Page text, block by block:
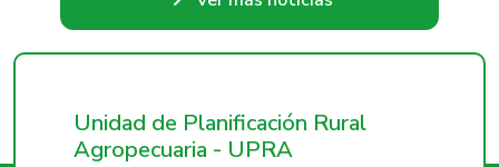
Unidad de Planificación Rural
Agropecuaria - UPRA